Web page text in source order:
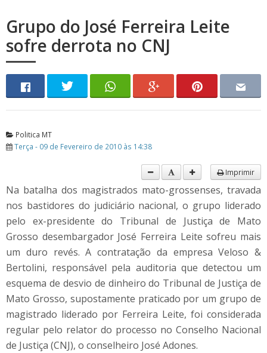
Grupo do José Ferreira Leite
sofre derrota no CNJ
Politica MT
Terça - 09 de Fevereiro de 2010 às 14:38
Imprimir
Na batalha dos magistrados mato-grossenses, travada
nos bastidores do judiciário nacional, o grupo liderado
pelo ex-presidente do Tribunal de Justiça de Mato
Grosso desembargador José Ferreira Leite sofreu mais
um duro revés. A contratação da empresa Veloso &
Bertolini, responsável pela auditoria que detectou um
esquema de desvio de dinheiro do Tribunal de Justiça de
Mato Grosso, supostamente praticado por um grupo de
magistrado liderado por Ferreira Leite, foi considerada
regular pelo relator do processo no Conselho Nacional
de Justiça (CNJ), o conselheiro José Adones.